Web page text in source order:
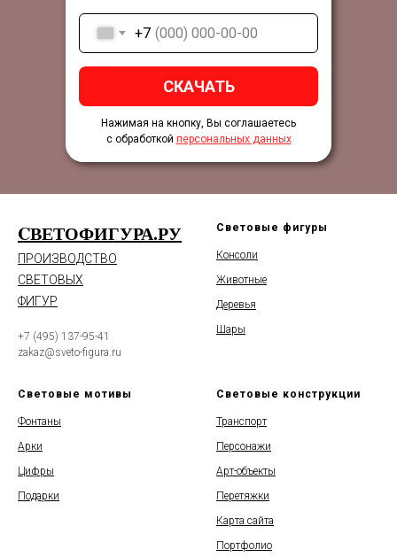
+7
СКАЧАТЬ
Нажимая на кнопку, Вы соглашаетесь
с обработкой персональных данных
CВЕТОФИГУРА.РУ
ПРОИЗВОДСТВО
СВЕТОВЫХ
ФИГУР
+7 (495) 137-95-41
zakaz@sveto-figura.ru
Световые фигуры
Консоли
Животные
Деревья
Шары
Световые мотивы
Фонтаны
Арки
Цифры
Подарки
Световые конструкции
Транспорт
Персонажи
Арт-объекты
Перетяжки
Карта сайта
Портфолио